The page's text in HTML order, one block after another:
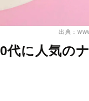
出典：
代に人気の